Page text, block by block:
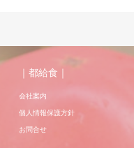
｜都給食｜
会社案内
個人情報保護方針
お問合せ